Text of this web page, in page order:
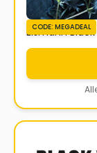
CODE: MEGADEAL
Eismann